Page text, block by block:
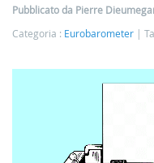
Pubblicato da Pierre
Categoria : Eurobarometer